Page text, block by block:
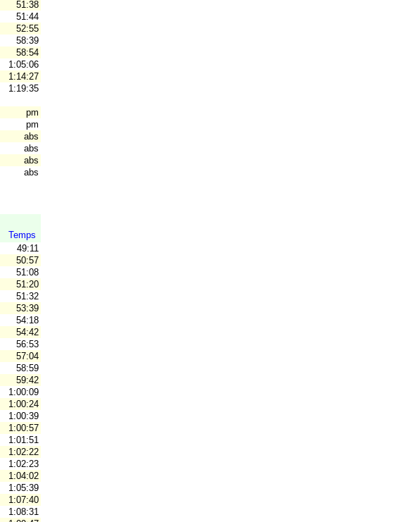
51:38
51:44
52:55
58:39
58:54
1:05:06
1:14:27
1:19:35
pm
pm
abs
abs
abs
abs
Temps
49:11
50:57
51:08
51:20
51:32
53:39
54:18
54:42
56:53
57:04
58:59
59:42
1:00:09
1:00:24
1:00:39
1:00:57
1:01:51
1:02:22
1:02:23
1:04:02
1:05:39
1:07:40
1:08:31